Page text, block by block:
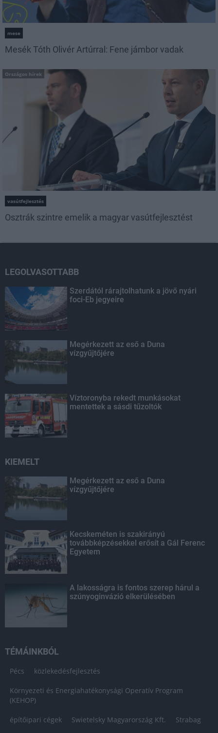
mese
Mesék Tóth Olivér Artúrral: Fene jámbor vadak
Országos hírek
vasútfejlesztés
Osztrák szintre emelik a magyar vasútfejlesztést
LEGOLVASOTTABB
Szerdától rárajtolhatunk a jövő nyári
foci-Eb jegyeire
Megérkezett az eső a Duna
vízgyűjtőjére
Víztoronyba rekedt munkásokat
mentettek a sásdi tűzoltók
KIEMELT
Megérkezett az eső a Duna
vízgyűjtőjére
Kecskeméten is szakirányú
továbbképzésekkel erősít a Gál Ferenc
Egyetem
A lakosságra is fontos szerep hárul a
szúnyoginvázió elkerülésében
TÉMÁINKBÓL
Pécs közlekedésfejlesztés
Környezeti és Energiahatékonysági Operatív Program
(KEHOP)
építőipari cégek Swietelsky Magyarország Kft. Strabag